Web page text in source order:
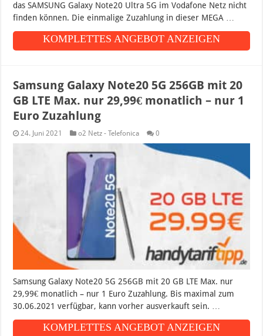
das SAMSUNG Galaxy Note20 Ultra 5G im Vodafone Netz nicht
finden können. Die einmalige Zuzahlung in dieser MEGA …
KOMPLETTES ANGEBOT ANZEIGEN
Samsung Galaxy Note20 5G 256GB mit 20
GB LTE Max. nur 29,99€ monatlich – nur 1
Euro Zuzahlung
24. Juni 2021 o2 Netz - Telefonica 0
Samsung Galaxy Note20 5G 256GB mit 20 GB LTE Max. nur
29,99€ monatlich – nur 1 Euro Zuzahlung. Bis maximal zum
30.06.2021 verfügbar, kann vorher ausverkauft sein. …
KOMPLETTES ANGEBOT ANZEIGEN